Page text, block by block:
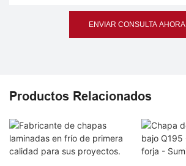
ENVIAR CONSULTA AHORA
Productos Relacionados